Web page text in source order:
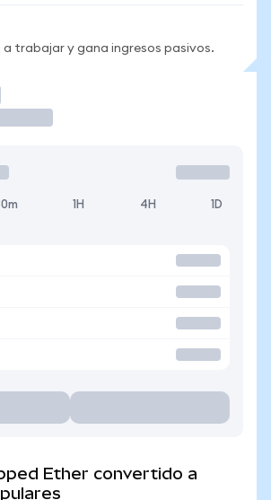
a trabajar y gana ingresos pasivos.
1H 4H 1D
Ether convertido a